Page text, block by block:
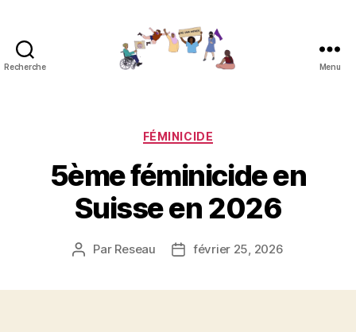
Recherche
féminicides
Menu
Catégories
FÉMINICIDE
5ème féminicide en
Suisse en 2026
Auteur
Par Reseau
Datefévrier 25, 2026